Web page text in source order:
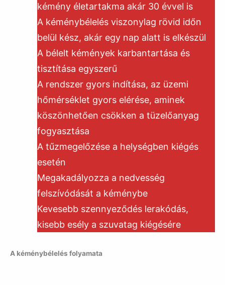
kémény életartakma akár 30 évvel is
A kéménybélelés viszonylag rövid időn
belül kész, akár egy nap alatt is elkészül
A bélelt kémények karbantartása és
tisztítása egyszerű
A rendszer gyors indítása, az üzemi
hőmérséklet gyors elérése, aminek
köszönhetően csökken a tüzelőanyag
fogyasztása
A tűzmegelőzése a helységben kiégés
esetén
Megakadályozza a nedvesség
felszívódását a kéménybe
Kevesebb szennyeződés lerakódás,
kisebb esély a szuvatag kiégésére
A kéménybélelés folyamata